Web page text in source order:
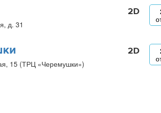
д. 31
2D
15 (ТРЦ «Черемушки»)
2D